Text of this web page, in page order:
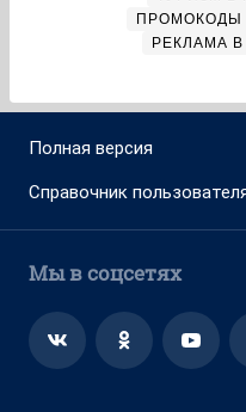
ПРОМОКОДЫ
РЕКЛАМА
Полная версия
Справочник
Мы в соцсетях